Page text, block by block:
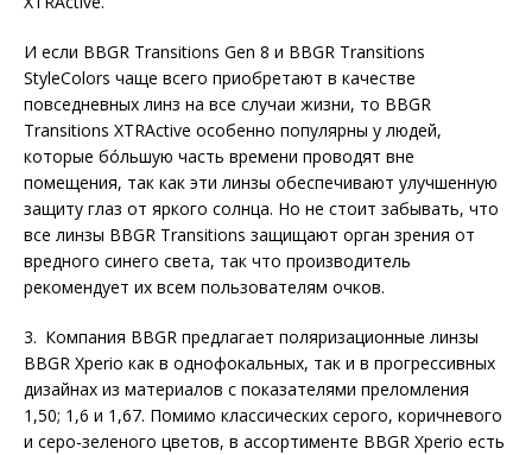
И если BBGR Transitions Gen 8 и BBGR Transitions
StyleColors чаще всего приобретают в качестве
повседневных линз на все случаи жизни, то BBGR
Transitions XTRActive особенно популярны у людей,
которые бóльшую часть времени проводят вне
помещения, так как эти линзы обеспечивают улучшенную
защиту глаз от яркого солнца. Но не стоит забывать, что
все линзы BBGR Transitions защищают орган зрения от
вредного синего света, так что производитель
рекомендует их всем пользователям очков.
3. Компания BBGR предлагает поляризационные линзы
BBGR Xperio как в однофокальных, так и в прогрессивных
дизайнах из материалов с показателями преломления
1,50; 1,6 и 1,67. Помимо классических серого, коричневого
и серо-зеленого цветов, в ассортименте BBGR Xperio есть